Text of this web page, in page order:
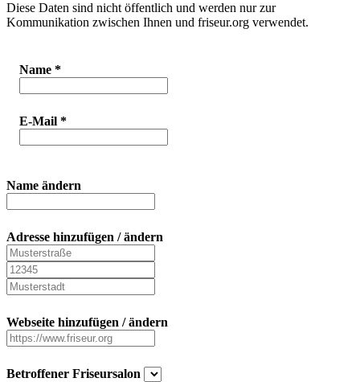
Diese Daten sind nicht öffentlich und werden nur zur
Kommunikation zwischen Ihnen und friseur.org verwendet.
Name *
E-Mail *
Name ändern
Adresse hinzufügen / ändern
Webseite hinzufügen / ändern
Betroffener Friseursalon